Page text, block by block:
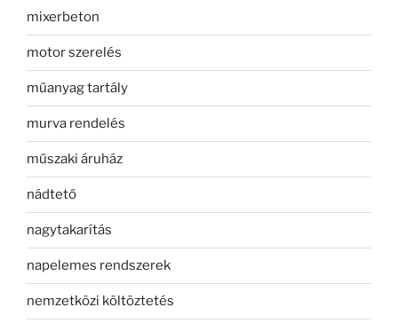
mixerbeton
motor szerelés
műanyag tartály
murva rendelés
műszaki áruház
nádtető
nagytakarítás
napelemes rendszerek
nemzetközi költöztetés